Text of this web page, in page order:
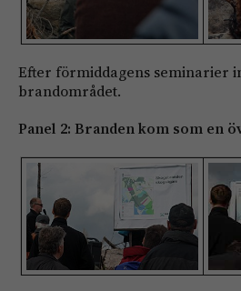
Efter förmiddagens seminarier
brandområdet.
Panel 2: Branden kom som en